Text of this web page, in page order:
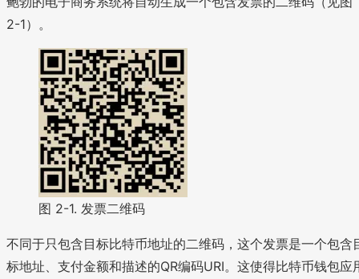
2-1）。
图 2-1. 发票二维码
不同于只包含目标比特币地址的二维码，这个发票是一个包含
标地址、支付金额和描述的QR编码URI。这使得比特币钱包应